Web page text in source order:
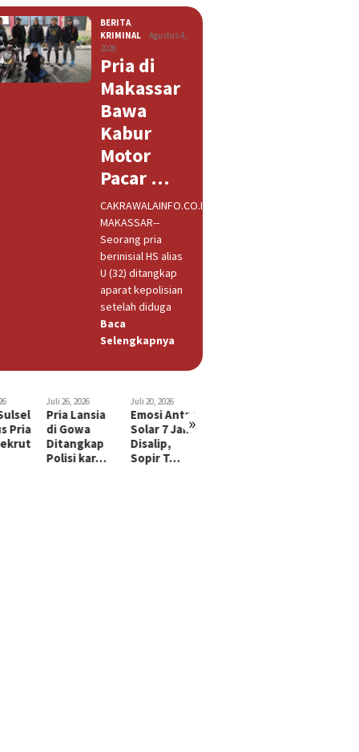
BERITA
KRIMINAL
Agustus 4,
2026
Pria di
Makassar
Bawa
Kabur
Motor
Pacar …
CAKRAWALAINFO.CO.ID,
MAKASSAR--
Seorang pria
berinisial HS alias
U (32) ditangkap
aparat kepolisian
setelah diduga
Baca
Selengkapnya
»
Pria
Juli 26, 2026
Pria Lansia
di Gowa
Ditangkap
Polisi kar…
Juli 20, 2026
Emosi Antre
Solar 7 Jam
Disalip,
Sopir T…